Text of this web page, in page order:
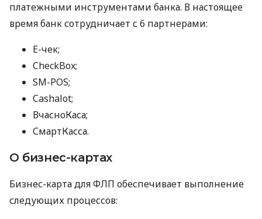
платежными инструментами банка. В настоящее
время банк сотрудничает с 6 партнерами:
E-чек;
CheckBox;
SM-POS;
Cashalot;
ВчасноКаса;
СмартКасса.
О бизнес-картах
Бизнес-карта для ФЛП обеспечивает выполнение
следующих процессов: